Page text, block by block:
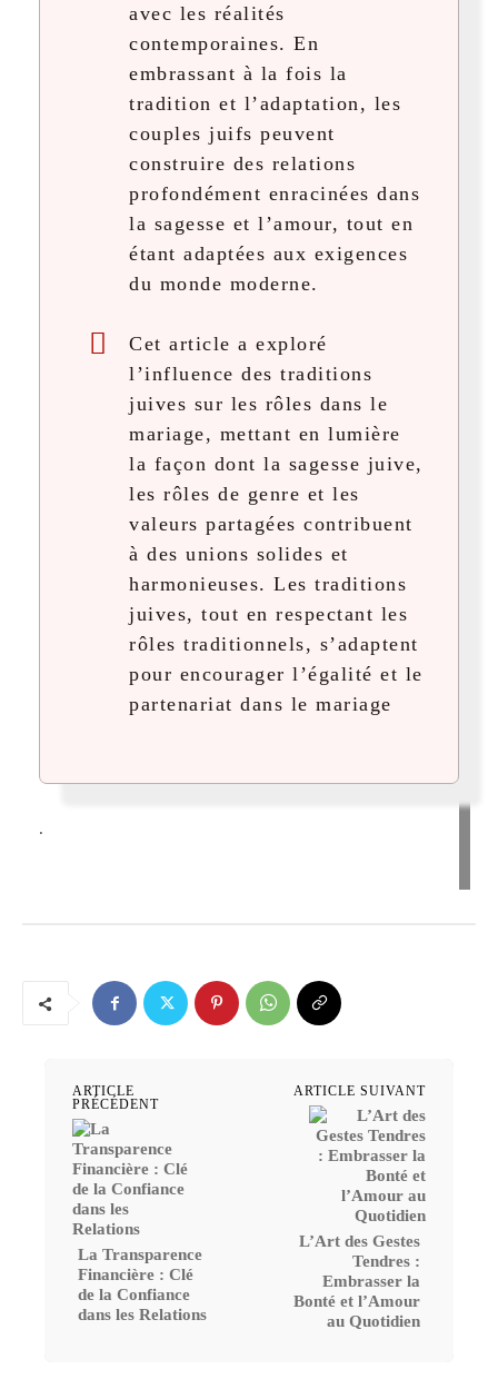
avec les réalités
contemporaines. En
embrassant à la fois la
tradition et l’adaptation, les
couples juifs peuvent
construire des relations
profondément enracinées dans
la sagesse et l’amour, tout en
étant adaptées aux exigences
du monde moderne.
Cet article a exploré
l’influence des traditions
juives sur les rôles dans le
mariage, mettant en lumière
la façon dont la sagesse juive,
les rôles de genre et les
valeurs partagées contribuent
à des unions solides et
harmonieuses. Les traditions
juives, tout en respectant les
rôles traditionnels, s’adaptent
pour encourager l’égalité et le
partenariat dans le mariage
.
ARTICLE
PRÉCÉDENT
La Transparence
Financière : Clé
de la Confiance
dans les Relations
ARTICLE SUIVANT
L’Art des Gestes
Tendres :
Embrasser la
Bonté et l’Amour
au Quotidien